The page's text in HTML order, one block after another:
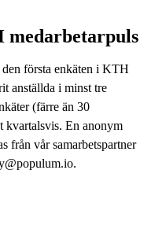
den första enkäten i KTH
anställda i minst tre
(färre än 30
kvartalsvis. En anonym
från vår samarbetspartner